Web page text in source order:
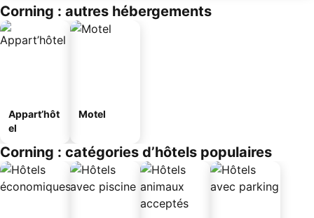
Corning : autres hébergements
Appart’hôt
el
Motel
Corning : catégories d’hôtels populaires